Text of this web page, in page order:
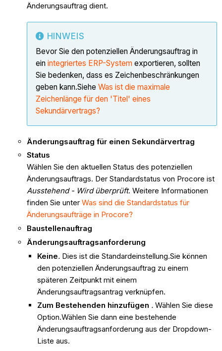
Änderungsauftrag dient.
HINWEIS
Bevor Sie den potenziellen Änderungsauftragin
ein integriertes ERP-Systemexportieren, sollten
Sie bedenken, dass es Zeichenbeschränkungen
geben kann.Siehe Was ist die maximale
Zeichenlänge für den 'Titel' eines
Sekundärvertrags?
Änderungsauftrag für einen Sekundärvertrag
Status
Wählen Sie den aktuellen Status des potenziellen
Änderungsauftrags. Der Standardstatus von Procore ist
Ausstehend - Wird überprüft. Weitere Informationen
finden Sie unter Was sind die Standardstatus für
Änderungsaufträge in Procore?
Baustellenauftrag
Änderungsauftragsanforderung
Keine. Dies ist die Standardeinstellung.Sie können
den potenziellen Änderungsauftrag zu einem
späteren Zeitpunkt mit einem
Änderungsauftragsantrag verknüpfen.
Zum Bestehenden hinzufügen . Wählen Sie diese
Option.Wählen Sie dann eine bestehende
Änderungsauftragsanforderung aus der Dropdown-
Liste aus.